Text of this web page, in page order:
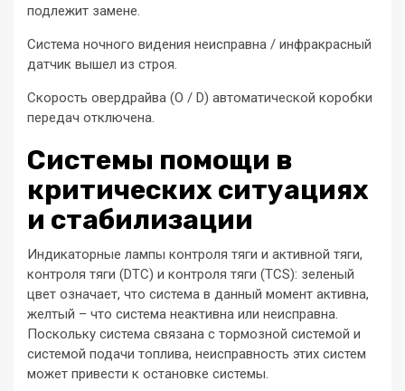
подлежит замене.
Система ночного видения неисправна / инфракрасный
датчик вышел из строя.
Скорость овердрайва (O / D) автоматической коробки
передач отключена.
Системы помощи в
критических ситуациях
и стабилизации
Индикаторные лампы контроля тяги и активной тяги,
контроля тяги (DTC) и контроля тяги (TCS): зеленый
цвет означает, что система в данный момент активна,
желтый – что система неактивна или неисправна.
Поскольку система связана с тормозной системой и
системой подачи топлива, неисправность этих систем
может привести к остановке системы.